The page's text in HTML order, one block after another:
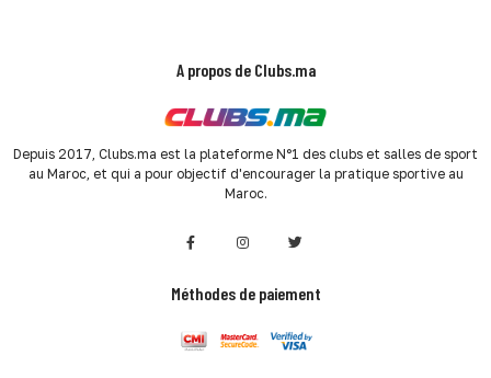
A propos de Clubs.ma
Depuis 2017, Clubs.ma est la plateforme N°1 des clubs et salles de sport
au Maroc, et qui a pour objectif d'encourager la pratique sportive au
Maroc.
Méthodes de paiement